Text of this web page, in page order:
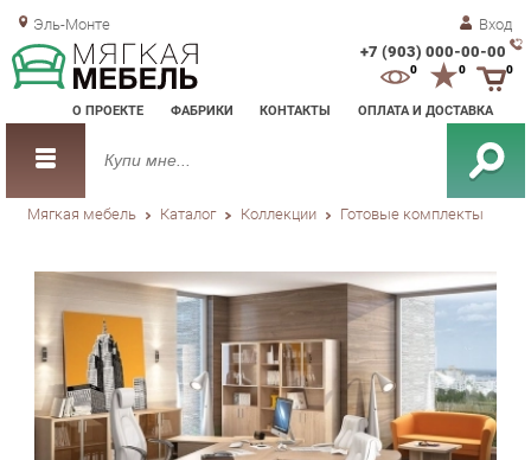
Эль-Монте Вход
+7 (903) 000-00-00
О ПРОЕКТЕ ФАБРИКИ КОНТАКТЫ ОПЛАТА И ДОСТАВКА
0 0
Мягкая мебель Каталог Коллекции Готовые комплекты